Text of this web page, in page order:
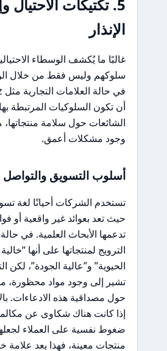
5. تكتيكات الاحتيال
الإنذار
غالبًا ما يُكشف الوسطاء
سلوكهم وليس فقط من خلال
أن تكون السلوكيات المرتبطة
الشائعات حول سلامة
وجود مشكلات أعمق.
أسلوب التسويق والتواصل
تستخدم الشركات أحيانًا لغة
حيث تعد بعوائد غير واقعية أو
الترويج لمنتجاتها على أنها
الحيوية” و”عالية الجودة”، لكن
تشير إلى وجود مواد محظورة،
حول مصداقية هذه الادعاءات.
إذا كانت هناك شكاوى عن
ضغوط نفسية على العملاء
منتجات معينة، فهذا يعد